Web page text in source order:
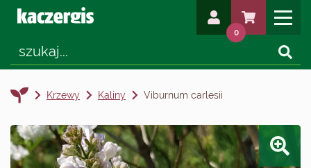
0
Krzewy Kaliny Viburnum carlesii